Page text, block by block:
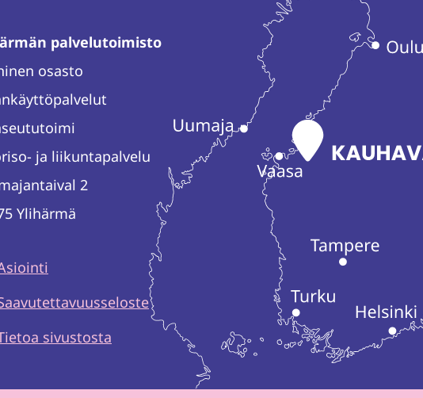
palvelutoimisto
osasto
ja liikuntapalvelu
2
Ylihärmä
sivustosta